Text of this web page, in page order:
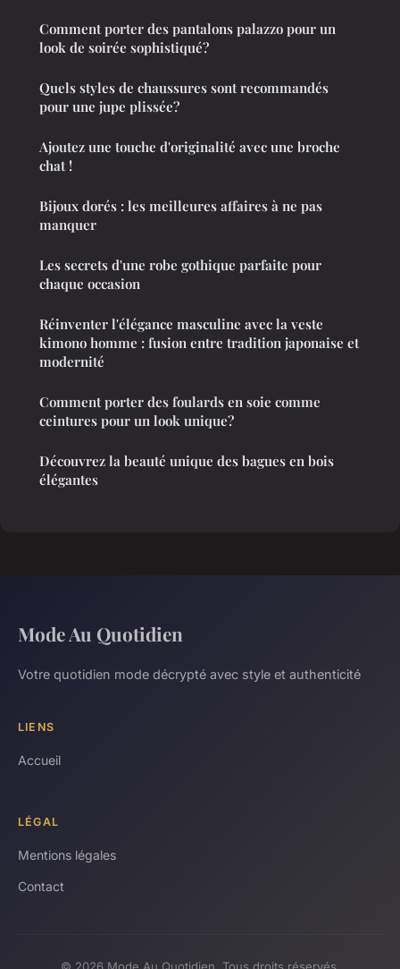
Comment porter des pantalons palazzo pour un
look de soirée sophistiqué?
Quels styles de chaussures sont recommandés
pour une jupe plissée?
Ajoutez une touche d'originalité avec une broche
chat !
Bijoux dorés : les meilleures affaires à ne pas
manquer
Les secrets d'une robe gothique parfaite pour
chaque occasion
Réinventer l'élégance masculine avec la veste
kimono homme : fusion entre tradition japonaise et
modernité
Comment porter des foulards en soie comme
ceintures pour un look unique?
Découvrez la beauté unique des bagues en bois
élégantes
Mode Au Quotidien
Votre quotidien mode décrypté avec style et authenticité
LIENS
Accueil
LÉGAL
Mentions légales
Contact